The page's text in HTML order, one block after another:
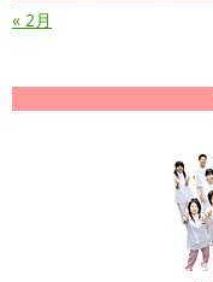
« 2月